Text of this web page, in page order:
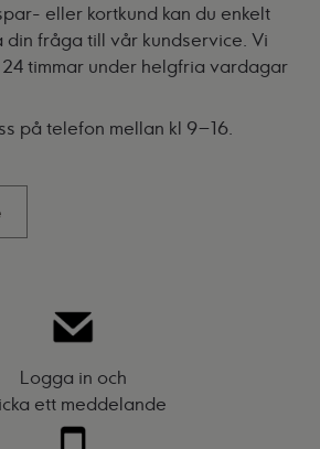
eller kortkund kan du enkelt
din fråga till vår kundservice. Vi
timmar under helgfria vardagar
på telefon mellan kl 9–16.
Logga in och
ett meddelande